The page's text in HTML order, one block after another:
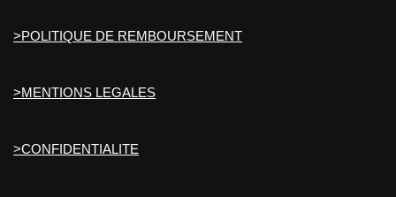
>POLITIQUE DE REMBOURSEMENT
>MENTIONS LEGALES
>CONFIDENTIALITE